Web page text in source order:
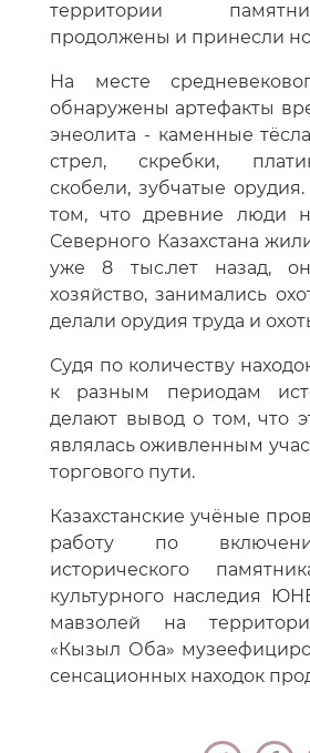
территории
продолжены и принесли
На месте
обнаружены артефакты
энеолита - каменные
стрел, скребки,
скобели, зубчатые
том, что древние люди
Северного Казахстана
уже 8 тыс.лет назад,
хозяйство, занимались
делали орудия труда и
Судя по количеству
к разным периодам
делают вывод о том, что
являлась оживленным
торгового пути.
Казахстанские учёные
работу по
исторического
культурного наследия
мавзолей на
«Кызыл Оба»
сенсационных находок